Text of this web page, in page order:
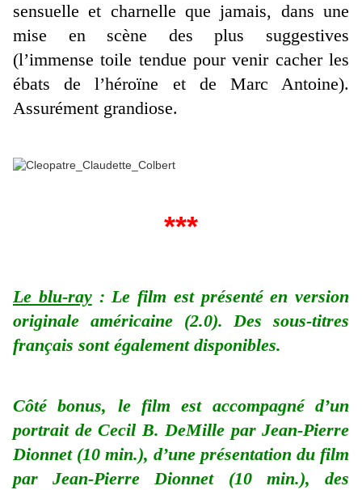
sensuelle et charnelle que jamais, dans une
mise en scène des plus suggestives
(l’immense toile tendue pour venir cacher les
ébats de l’héroïne et de Marc Antoine).
Assurément grandiose.
***
Le blu-ray: Le film est présenté en version
originale américaine (2.0). Des sous-titres
français sont également disponibles.
Côté bonus, le film est accompagné d’un
portrait de Cecil B. DeMille par Jean-Pierre
Dionnet (10 min.), d’une présentation du film
par Jean-Pierre Dionnet (10 min.), des